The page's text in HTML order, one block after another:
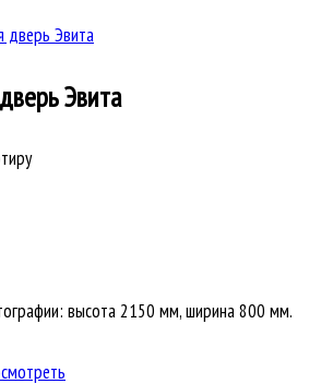
Эвита
высота 2150 мм, ширина 800 мм.